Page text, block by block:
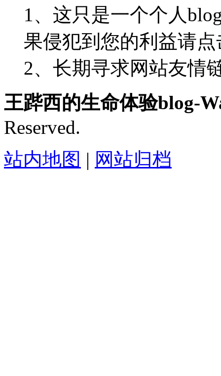
1、这只是一个个人
果侵犯到您的利益请
2、长期寻求网站友情
王跸西的生命体验blog-
Reserved.
站内地图 | 网站归档